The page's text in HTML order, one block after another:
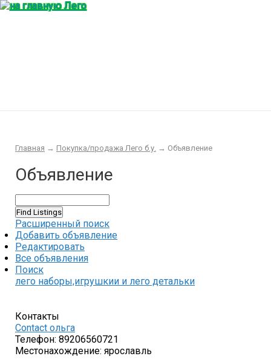
Главная → Покупка/продажа Лего б.у. → Объявление
Объявление
Расширенный поиск
Добавить объявление
Редактировать
Все объявления
Поиск
лего наборы,игрушкии и лего детальки
Контакты
Contact ольга
Телефон: 89206560721
Местонахождение: ярославль